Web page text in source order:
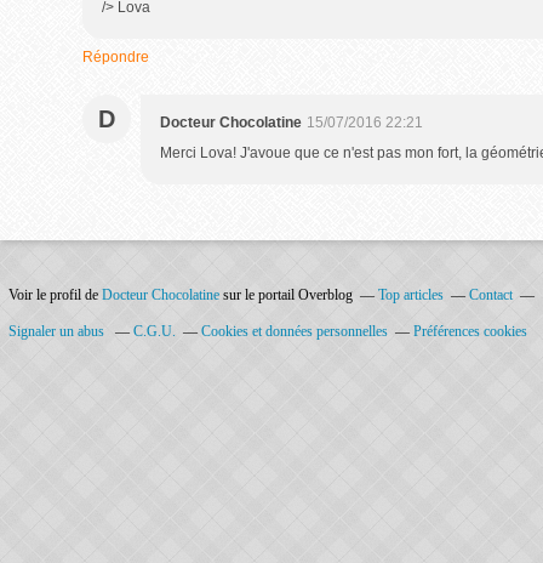
/> Lova
Répondre
D Docteur Chocolatine 15/07/2016 22:21
Merci Lova! J'avoue que ce n'est pas mon fort, la
Voir le profil de Docteur Chocolatine sur le portail Overblog Top articles Contact
Signaler un abus C.G.U. Cookies et données personnelles Préférences cookies